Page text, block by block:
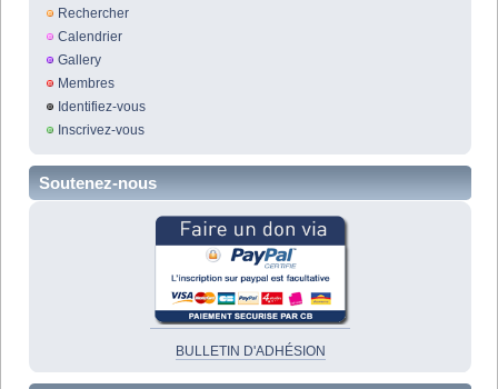
Rechercher
Calendrier
Gallery
Membres
Identifiez-vous
Inscrivez-vous
Soutenez-nous
BULLETIN D'ADHÉSION